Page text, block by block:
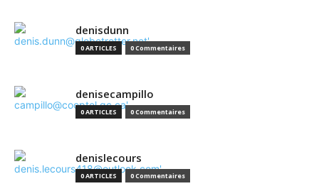
denisdunn
0 ARTICLES 0 Commentaires
denisecampillo
0 ARTICLES 0 Commentaires
denislecours
0 ARTICLES 0 Commentaires